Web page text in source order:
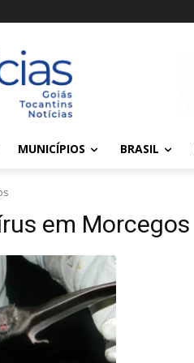
MUNICÍPIOS BRASIL
em Morcegos